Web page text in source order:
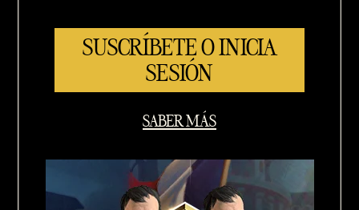
SUSCRÍBETE O INICIA
SESIÓN
SABER MÁS